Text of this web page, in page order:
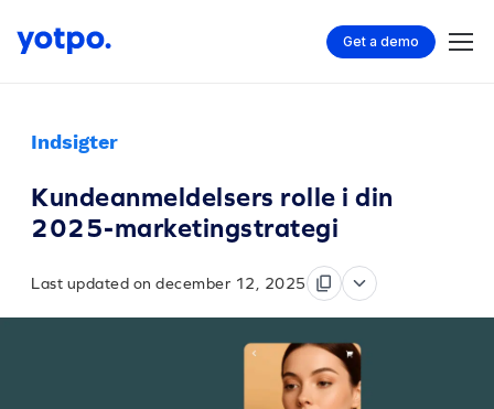
Get a demo
Indsigter
Kundeanmeldelsers rolle i din
2025-marketingstrategi
Last updated on december 12, 2025